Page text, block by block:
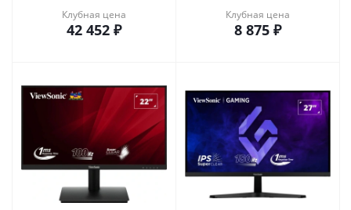
Клубная цена
42 452 ₽
Клубная цена
8 875 ₽